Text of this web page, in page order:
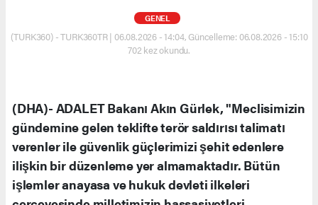
GENEL
(TURK360) - TURK360TR | 06.08.2026 - 14:04, Güncelleme: 06.08.2026 - 15:10
702 kez okundu.
(DHA)- ADALET Bakanı Akın Gürlek, "Meclisimizin
gündemine gelen teklifte terör saldırısı talimatı
verenler ile güvenlik güçlerimizi şehit edenlere
ilişkin bir düzenleme yer almamaktadır. Bütün
işlemler anayasa ve hukuk devleti ilkeleri